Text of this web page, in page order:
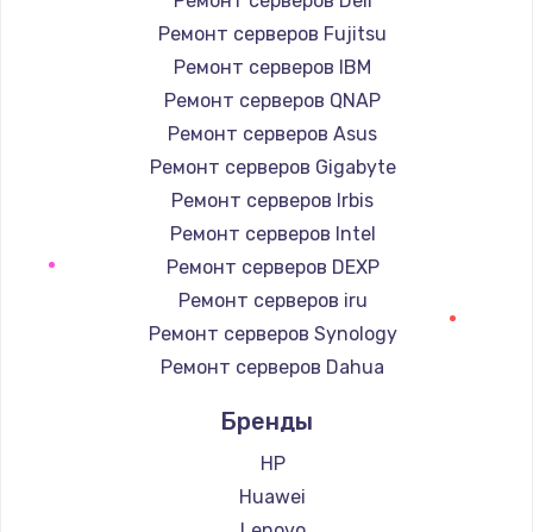
Заказать
Замена конфорки
Заказать
Замена платы сенсора
Заказать
Замена регулятора режимов конфорки
Заказать
Замена сенсорного датчика
1300 руб.
Ремонт серверов Fujitsu
Ремонт серверов IBM
Ремонт серверов QNAP
Ремонт серверов Asus
Ремонт серверов Gigabyte
Ремонт серверов Irbis
Ремонт серверов Intel
Ремонт серверов DEXP
Ремонт серверов iru
Ремонт серверов Synology
Ремонт серверов Dahua
Бренды
HP
Huawei